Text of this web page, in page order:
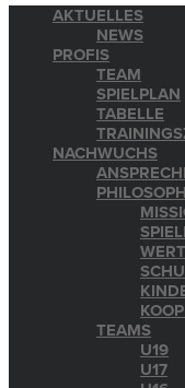
AKTUELLES
NEWS
PROFIS
TEAM
SPIELPLAN
TABELLE
NACHWUCHS
TEAMS
U19
U17